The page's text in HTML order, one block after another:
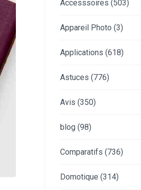
Accesssoires (503)
Appareil Photo (3)
Applications (618)
Astuces (776)
Avis (350)
blog (98)
Comparatifs (736)
Domotique (314)